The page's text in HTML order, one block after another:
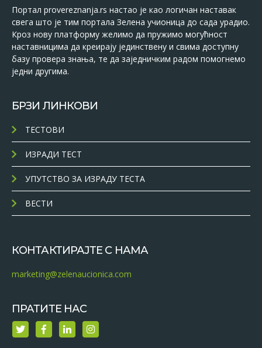
Портал provereznanja.rs настао је као логичан наставак
свега што је тим портала Зелена учионица до сада урадио.
Кроз нову платформу желимо да пружимо могућност
наставницима да креирају јединствену и свима доступну
базу провера знања, те да заједничким радом помогнемо
једни другима.
БРЗИ ЛИНКОВИ
ТЕСТОВИ
ИЗРАДИ ТЕСТ
УПУТСТВО ЗА ИЗРАДУ ТЕСТА
ВЕСТИ
КОНТАКТИРАЈТЕ С НАМА
marketing@zelenaucionica.com
ПРАТИТЕ НАС